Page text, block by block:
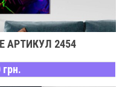
АРТИКУЛ 2454
грн.